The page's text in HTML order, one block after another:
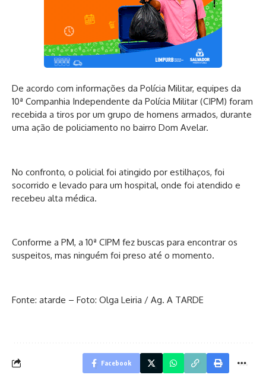
De acordo com informações da Polícia Militar, equipes da
10ª Companhia Independente da Polícia Militar (CIPM) foram
recebida a tiros por um grupo de homens armados, durante
uma ação de policiamento no bairro Dom Avelar.
No confronto, o policial foi atingido por estilhaços, foi
socorrido e levado para um hospital, onde foi atendido e
recebeu alta médica.
Conforme a PM, a 10ª CIPM fez buscas para encontrar os
suspeitos, mas ninguém foi preso até o momento.
Fonte: atarde – Foto: Olga Leiria / Ag. A TARDE
Facebook